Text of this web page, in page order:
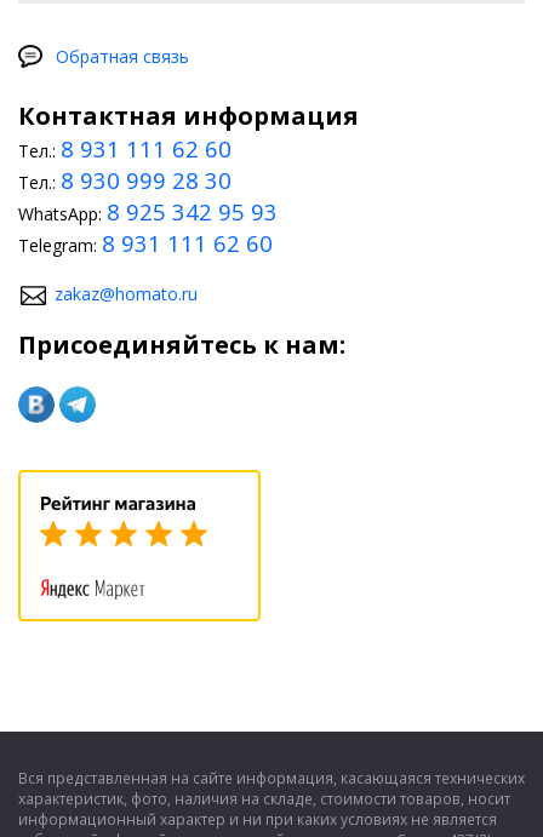
Обратная связь
Контактная информация
Тел.: 8 931 111 62 60
Тел.: 8 930 999 28 30
WhatsApp: 8 925 342 95 93
Telegram: 8 931 111 62 60
zakaz@homato.ru
Присоединяйтесь к нам:
Вся представленная на сайте информация, касающаяся технических
характеристик, фото, наличия на складе, стоимости товаров, носит
информационный характер и ни при каких условиях не является